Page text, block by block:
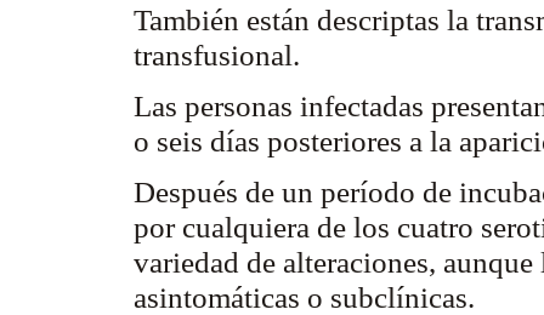
También están descriptas la
transfusional.
Las personas infectadas
o seis días posteriores a la
Después de un período de
por cualquiera de los cuatro
variedad de alteraciones,
asintomáticas o subclínicas.